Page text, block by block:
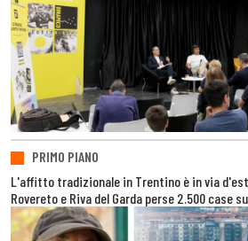
PRIMO PIANO
L'affitto tradizionale in Trentino è in via
Rovereto e Riva del Garda perse 2.500 case